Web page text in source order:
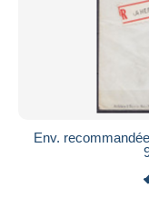
Env.